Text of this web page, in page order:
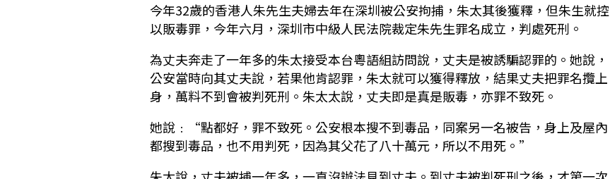
今年32歲的香港人朱先生夫婦去年在深圳被公安拘捕，朱太其後獲釋，但朱生就控
以販毒罪，今年六月，深圳市中級人民法院裁定朱先生罪名成立，判處死刑。
為丈夫奔走了一年多的朱太接受本台粵語組訪問說，丈夫是被誘騙認罪的。她說，
公安當時向其丈夫說，若果他肯認罪，朱太就可以獲得釋放，結果丈夫把罪名攬上
身，萬料不到會被判死刑。朱太太說，丈夫即是真是販毒，亦罪不致死。
她說﹕“點都好，罪不致死。公安根本搜不到毒品，同案另一名被告，身上及屋內
都搜到毒品，也不用判死，因為其父花了八十萬元，所以不用死。”